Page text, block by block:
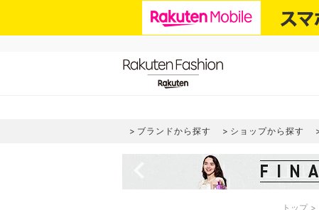
ブランドから探す ショップから探す
トップ